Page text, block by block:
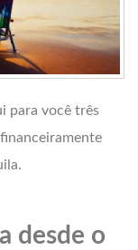
para você três
desde o